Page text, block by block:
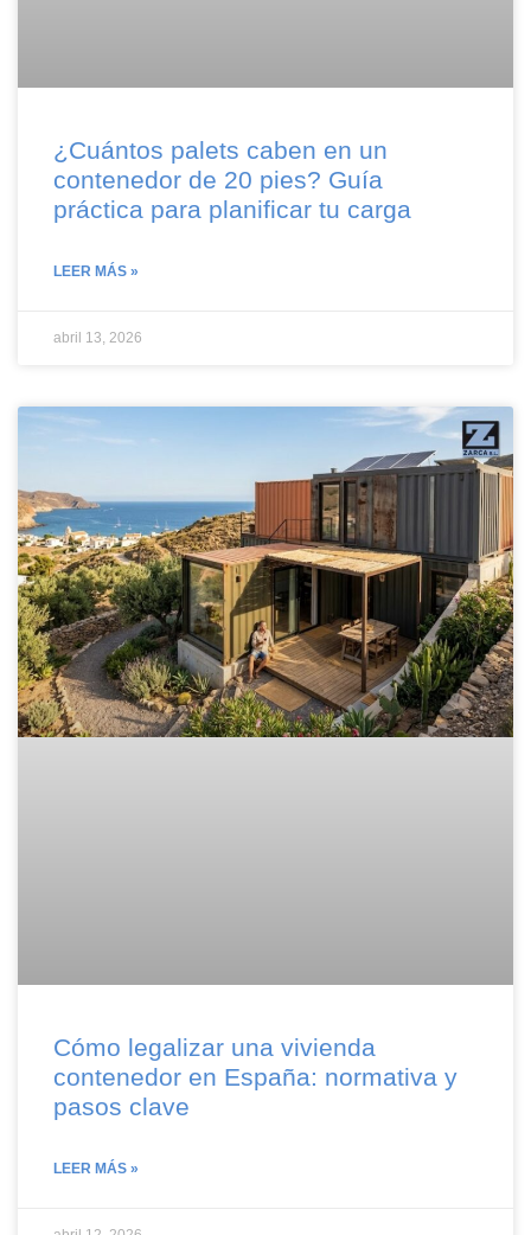
¿Cuántos palets caben en un
contenedor de 20 pies? Guía
práctica para planificar tu carga
LEER MÁS »
abril 13, 2026
Cómo legalizar una vivienda
contenedor en España: normativa y
pasos clave
LEER MÁS »